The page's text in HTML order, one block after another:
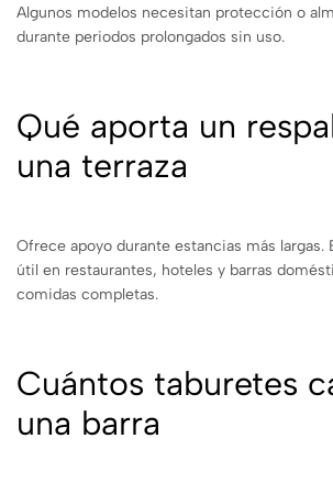
Algunos modelos necesitan protección o
durante periodos prolongados sin uso.
Qué aporta un
una terraza
Ofrece apoyo durante estancias más largas.
útil en restaurantes, hoteles y barras
comidas completas.
Cuántos taburetes
una barra